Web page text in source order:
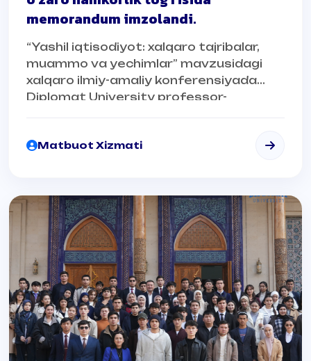
memorandum imzolandi.
“Yashil iqtisodiyot: xalqaro tajribalar,
muammo va yechimlar” mavzusidagi
xalqaro ilmiy-amaliy konferensiyada
Diplomat University professor-
Matbuot Xizmati